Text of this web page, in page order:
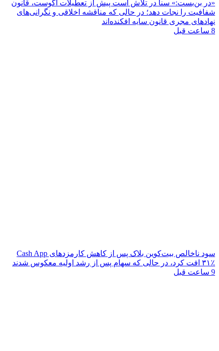
«در بن‌بست:» سنا در تلاش است پیش از تعطیلات آگوست، قانون
شفافیت را نجات دهد؛ در حالی که مناقشه اخلاقی و نگرانی‌های
نهادهای مجری قانون سایه افکنده‌اند
8 ساعت قبل
سود ناخالص بیت‌کوین بلاک پس از کاهش کارمزدهای Cash App
۳۱٪ افت کرد، در حالی که سهام پس از رشد اولیه معکوس شدند
9 ساعت قبل